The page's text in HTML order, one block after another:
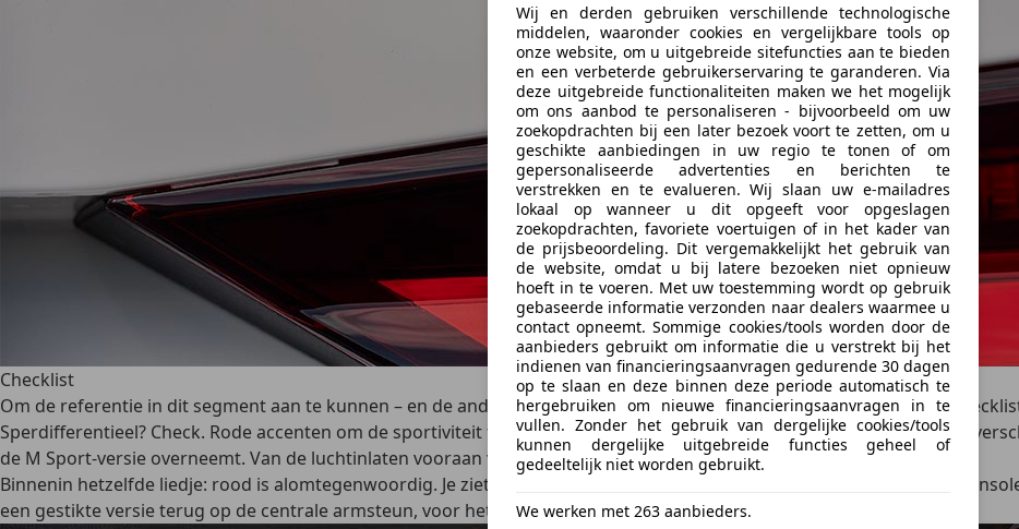
Wij en derden gebruiken verschillende technologische
middelen, waaronder cookies en vergelijkbare tools op
onze website, om u uitgebreide sitefuncties aan te bieden
en een verbeterde gebruikerservaring te garanderen. Via
deze uitgebreide functionaliteiten maken we het mogelijk
om ons aanbod te personaliseren - bijvoorbeeld om uw
zoekopdrachten bij een later bezoek voort te zetten, om u
geschikte aanbiedingen in uw regio te tonen of om
gepersonaliseerde advertenties en berichten te
verstrekken en te evalueren. Wij slaan uw e-mailadres
lokaal op wanneer u dit opgeeft voor opgeslagen
zoekopdrachten, favoriete voertuigen of in het kader van
de prijsbeoordeling. Dit vergemakkelijkt het gebruik van
de website, omdat u bij latere bezoeken niet opnieuw
hoeft in te voeren. Met uw toestemming wordt op gebruik
gebaseerde informatie verzonden naar dealers waarmee u
contact opneemt. Sommige cookies/tools worden door de
aanbieders gebruikt om informatie die u verstrekt bij het
indienen van financieringsaanvragen gedurende 30 dagen
op te slaan en deze binnen deze periode automatisch te
hergebruiken om nieuwe financieringsaanvragen in te
vullen. Zonder het gebruik van dergelijke cookies/tools
kunnen dergelijke uitgebreide functies geheel of
gedeeltelijk niet worden gebruikt.
We werken met 263 aanbieders.
Checklist
Om de referentie in dit segment aan te kunnen – en de andere concurrenten uiteraard ook – lijkt BMW alles op zijn
Sperdifferentieel? Check. Rode accenten om de sportiviteit te beklemtonen? Check. De BMW 128ti gebruikt inderdaad
de M Sport-versie overneemt. Van de luchtinlaten vooraan via de zijschorten tot de remklauwen.
Binnenin hetzelfde liedje: rood is alomtegenwoordig. Je ziet het op de stiksels van het stuur, de portieren, de
een gestikte versie terug op de centrale armsteun, voor het geval je zou vergeten in welke auto je zit.